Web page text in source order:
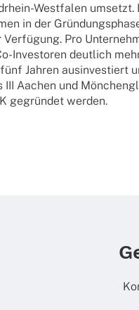
West­­fa­­len umsetzt.
in der
Pro
Inves­­to­­ren deut­lich
Jahren ausin­ves­tiert
Aachen und
gegrün­det werden.